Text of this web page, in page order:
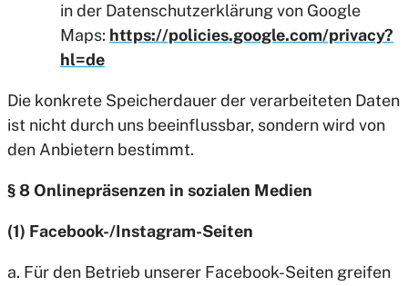
in der Datenschutzerklärung von Google
Maps: https://policies.google.com/privacy?
hl=de
Die konkrete Speicherdauer der verarbeiteten Daten
ist nicht durch uns beeinflussbar, sondern wird von
den Anbietern bestimmt.
§ 8 Onlinepräsenzen in sozialen Medien
(1) Facebook-/Instagram-Seiten
a. Für den Betrieb unserer Facebook-Seiten greifen